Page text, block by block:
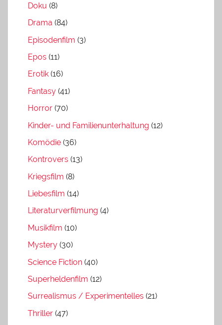
Doku (8)
Drama (84)
Episodenfilm (3)
Epos (11)
Erotik (16)
Fantasy (41)
Horror (70)
Kinder- und Familienunterhaltung (12)
Komödie (36)
Kontrovers (13)
Kriegsfilm (8)
Liebesfilm (14)
Literaturverfilmung (4)
Musikfilm (10)
Mystery (30)
Science Fiction (40)
Superheldenfilm (12)
Surrealismus / Experimentelles (21)
Thriller (47)